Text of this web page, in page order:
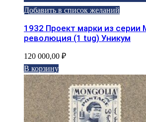
Добавить в список желаний
1932 Проект марки из серии
революция (1 tug) Уникум
120 000,00 ₽
В корзину